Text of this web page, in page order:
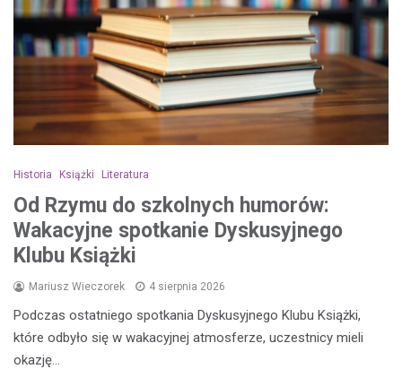
Historia Książki Literatura
Od Rzymu do szkolnych humorów:
Wakacyjne spotkanie Dyskusyjnego
Klubu Książki
Mariusz Wieczorek 4 sierpnia 2026
Podczas ostatniego spotkania Dyskusyjnego Klubu Książki,
które odbyło się w wakacyjnej atmosferze, uczestnicy mieli
okazję…